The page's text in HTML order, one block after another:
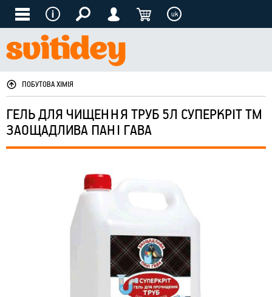
uk
ПОБУТОВА ХІМІЯ
ГЕЛЬ ДЛЯ ЧИЩЕННЯ ТРУБ 5Л СУПЕРКРІТ ТМ
ЗАОЩАДЛИВА ПАНІ ГАВА